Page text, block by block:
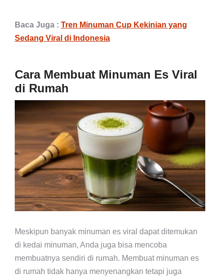
Baca Juga : Tren Minuman Cup Kekinian yang
Sedang Viral di Indonesia
Cara Membuat Minuman Es Viral
di Rumah
Meskipun banyak minuman es viral dapat ditemukan
di kedai minuman, Anda juga bisa mencoba
membuatnya sendiri di rumah. Membuat minuman es
di rumah tidak hanya menyenangkan tetapi juga